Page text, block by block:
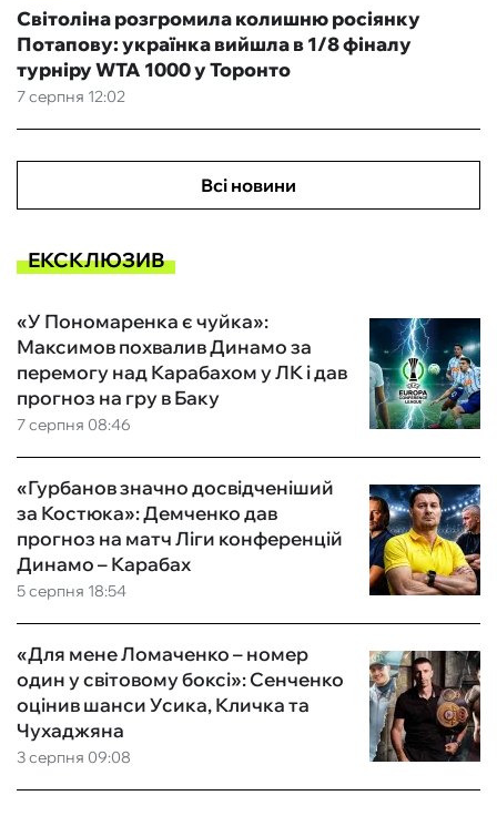
7 серпня 12:02
Світоліна розгромила колишню росіянку
Потапову: українка вийшла в 1/8 фіналу
турніру WTA 1000 у Торонто
Всі новини
ЕКСКЛЮЗИВ
7 серпня 08:46
«У Пономаренка є чуйка»:
Максимов похвалив Динамо за
перемогу над Карабахом у ЛК і дав
прогноз на гру в Баку
5 серпня 18:54
«Гурбанов значно досвідченіший
за Костюка»: Демченко дав
прогноз на матч Ліги конференцій
Динамо – Карабах
3 серпня 09:08
«Для мене Ломаченко – номер
один у світовому боксі»: Сенченко
оцінив шанси Усика, Кличка та
Чухаджяна